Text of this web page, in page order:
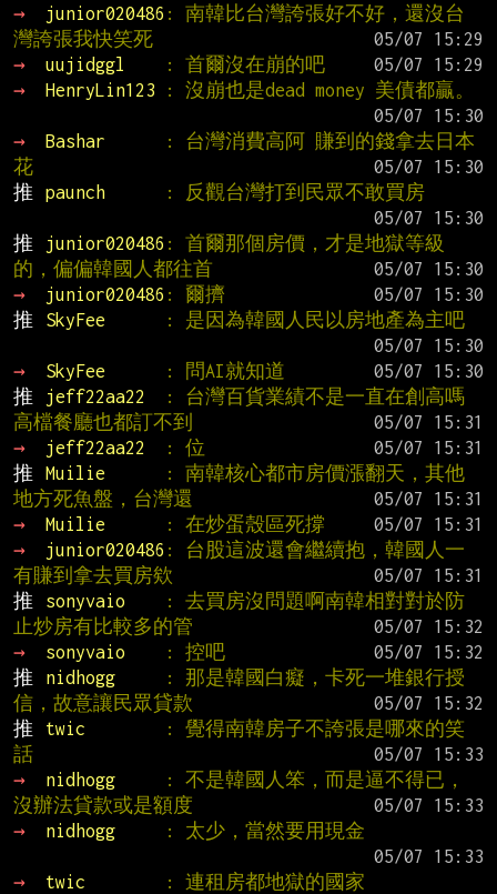
→
junior020486 : 南韓比台灣誇張好不好，還沒台
灣誇張我快笑死
→
uujidggl : 首爾沒在崩的吧
→
HenryLin123
: 沒崩也是dead money 美債都贏。
→
Bashar
: 台灣消費高阿 賺到的錢拿去日本
花
推
paunch
: 反觀台灣打到民眾不敢買房
推
junior020486 : 首爾那個房價，才是地獄等級
的，偏偏韓國人都往首
→
junior020486 : 爾擠
推
SkyFee
: 是因為韓國人民以房地產為主吧
→
SkyFee : 問AI就知道
推
jeff22aa22
: 台灣百貨業績不是一直在創高嗎
高檔餐廳也都訂不到
→
jeff22aa22 : 位
推
Muilie
: 南韓核心都市房價漲翻天，其他
地方死魚盤，台灣還
→
Muilie : 在炒蛋殼區死撐
→
junior020486 : 台股這波還會繼續抱，韓國人一
有賺到拿去買房欸
推
sonyvaio
: 去買房沒問題啊南韓相對對於防
止炒房有比較多的管
→
sonyvaio : 控吧
推
nidhogg
: 那是韓國白癡，卡死一堆銀行授
信，故意讓民眾貸款
推
twic
: 覺得南韓房子不誇張是哪來的笑
話
→
nidhogg
: 不是韓國人笨，而是逼不得已，
沒辦法貸款或是額度
→
nidhogg
: 太少，當然要用現金
→
twic
: 連租房都地獄的國家